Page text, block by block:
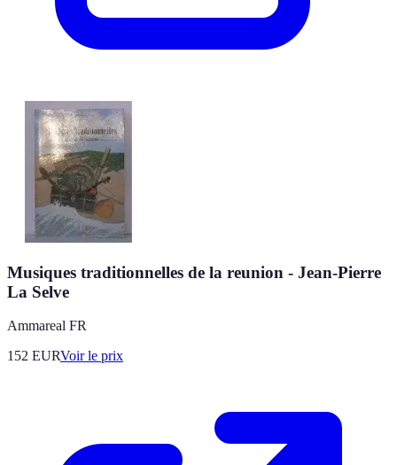
Musiques traditionnelles de la reunion - Jean-Pierre
La Selve
Ammareal FR
152 EURVoir le prix